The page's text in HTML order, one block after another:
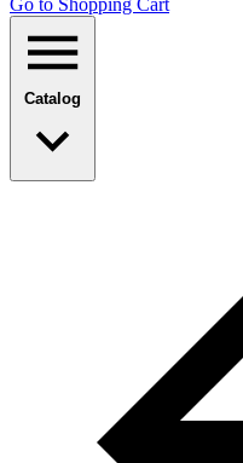
Go to Shopping Сart
Catalog